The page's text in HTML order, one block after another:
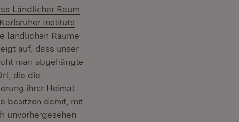
Ländlicher Raum
neuem Fenster)
Extern:
Karlsruher Instituts
ländlichen Räume
auf, dass unser
man abgehängte
die die
ihrer Heimat
besitzen damit, mit
unvorhergesehen